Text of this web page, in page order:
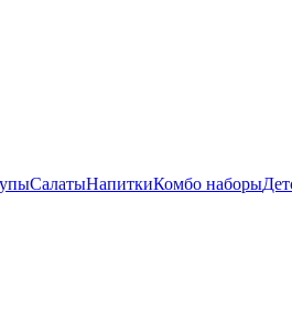
СалатыНапиткиКомбо наборы